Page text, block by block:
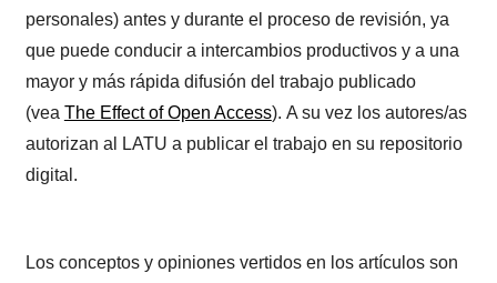
personales) antes y durante el proceso de revisión, ya
que puede conducir a intercambios productivos y a una
mayor y más rápida difusión del trabajo publicado
(vea The Effect of Open Access). A su vez los autores/as
autorizan al LATU a publicar el trabajo en su repositorio
digital.
Los conceptos y opiniones vertidos en los artículos son